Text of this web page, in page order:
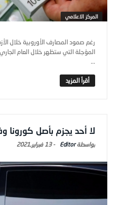
المركز الاعلامي
رغم صمود المصارف الأوروبية خلال
المؤجلة التي ستظهر خلال العام
...
لا أحد يجزم بأصل كورونا
Editor
-13 فبراير,2021